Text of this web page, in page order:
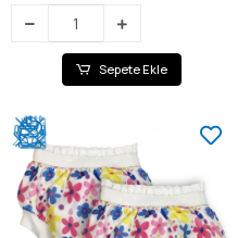
Sepete Ekle